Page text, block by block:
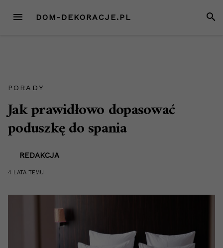
MENU DOM-DEKORACJE.PL
PORADY
Jak prawidłowo dopasować
poduszkę do spania
REDAKCJA
4 LATA TEMU